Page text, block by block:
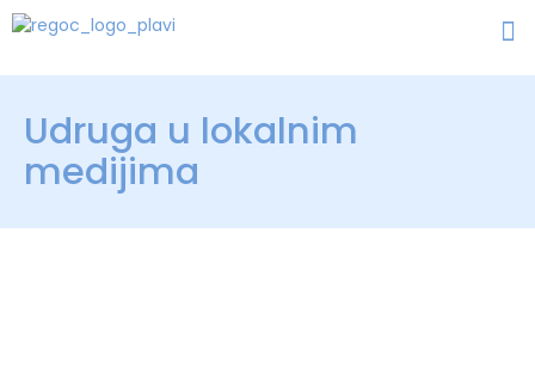
Udruga u lokalnim
medijima